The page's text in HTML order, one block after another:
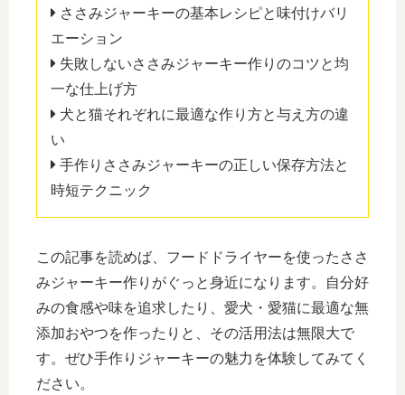
ささみジャーキーの基本レシピと味付けバリ
エーション
失敗しないささみジャーキー作りのコツと均
一な仕上げ方
犬と猫それぞれに最適な作り方と与え方の違
い
手作りささみジャーキーの正しい保存方法と
時短テクニック
この記事を読めば、フードドライヤーを使ったささ
みジャーキー作りがぐっと身近になります。自分好
みの食感や味を追求したり、愛犬・愛猫に最適な無
添加おやつを作ったりと、その活用法は無限大で
す。ぜひ手作りジャーキーの魅力を体験してみてく
ださい。